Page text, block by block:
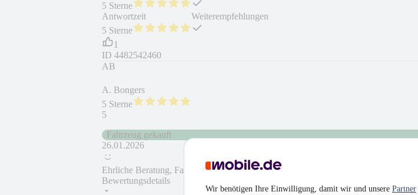
Wir benötigen Ihre Einwilligung, damit wir und unsere Partner
5 Sterne
Antwortzeit
5 Sterne
Weiterempfehlungen
1
ID 4482542460
AB
A. Bongers
5 Sterne
5
Fahrzeug gekauft
26.01.2026
Ehrliche Beratung, Faire Preisverhandlung
Bewertungsdetails